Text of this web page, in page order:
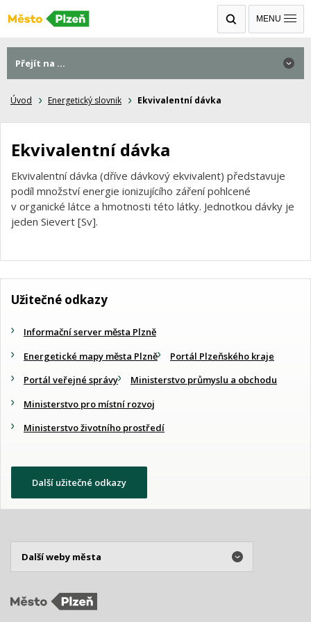
MENU
Úvod Energetický slovnik Ekvivalentní dávka
Ekvivalentní dávka
Ekvivalentní dávka (dříve dávkový ekvivalent) představuje
podíl množství energie ionizujícího záření pohlcené
v organické látce a hmotnosti této látky. Jednotkou dávky je
jeden Sievert [Sv].
Přejít na ...
Užitečné odkazy
Informační server města Plzně
Energetické mapy města Plzně
Portál Plzeňského kraje
Portál veřejné správy
Ministerstvo průmyslu a obchodu
Ministerstvo pro místní rozvoj
Ministerstvo životního prostředí
Další užitečné odkazy